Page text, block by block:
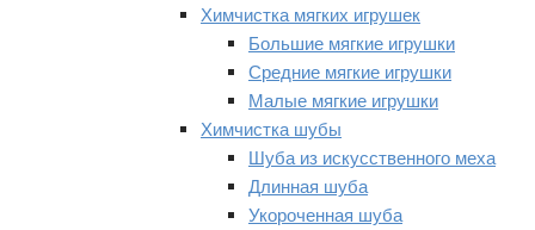
Химчистка мягких игрушек
Большие мягкие игрушки
Средние мягкие игрушки
Малые мягкие игрушки
Химчистка шубы
Шуба из искусственного меха
Длинная шуба
Укороченная шуба